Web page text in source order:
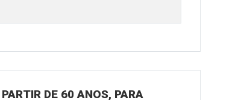
DE 60 ANOS, PARA